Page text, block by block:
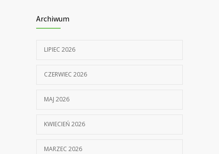
Archiwum
LIPIEC 2026
CZERWIEC 2026
MAJ 2026
KWIECIEŃ 2026
MARZEC 2026